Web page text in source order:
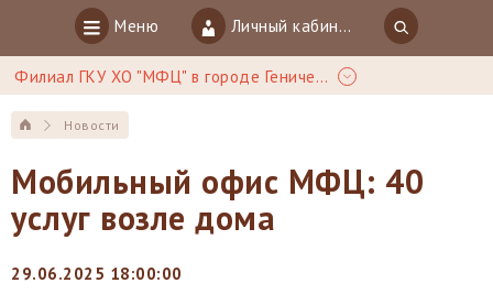
Меню Личный кабинет
Филиал ГКУ ХО "МФЦ" в городе Геническ
Новости
Мобильный офис МФЦ: 40
услуг возле дома
29.06.2025 18:00:00